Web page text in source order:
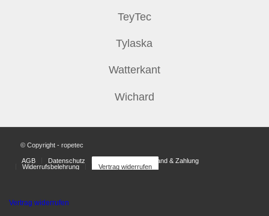
TeyTec
Tylaska
Watterkant
Wichard
© Copyright - ropetec
AGB Datenschutz
Versand & Zahlung
Widerrufsbelehrung
Vertrag widerrufen
Vertrag widerrufen